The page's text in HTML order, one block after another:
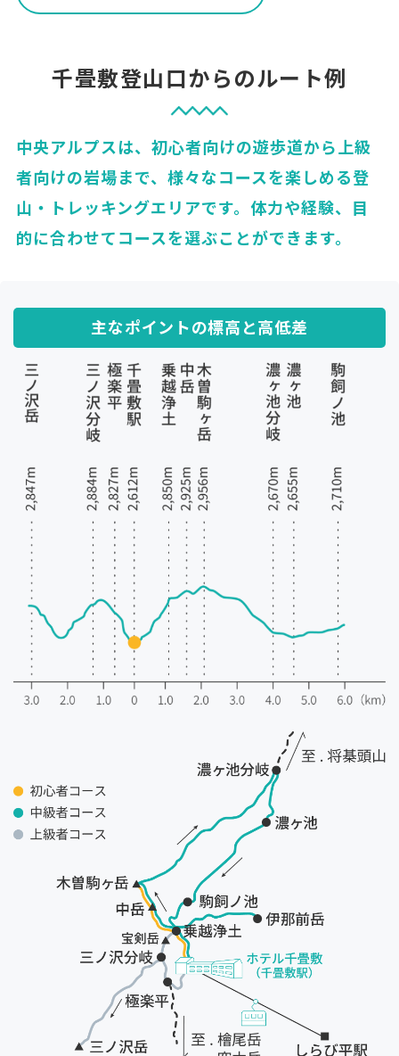
千畳敷登山口からのルート例
中央アルプスは、初心者向けの遊歩道から上級
者向けの岩場まで、 様々なコースを楽しめる登
山・トレッキングエリアです。 体力や経験、目
的に合わせてコースを選ぶことができます。
主なポイントの標高と高低差